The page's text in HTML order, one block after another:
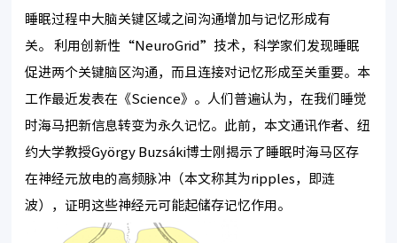
睡眠过程中大脑关键区域之间沟通增加与记忆形成有
关。 利用创新性“NeuroGrid”技术，科学家们发现睡眠
促进两个关键脑区沟通，而且连接对记忆形成至关重要。本
工作最近发表在《Science》。人们普遍认为，在我们睡觉
时海马把新信息转变为永久记忆。此前，本文通讯作者、纽
约大学教授György Buzsáki博士刚揭示了睡眠时海马区存
在神经元放电的高频脉冲（本文称其为ripples，即涟
波），证明这些神经元可能起储存记忆作用。